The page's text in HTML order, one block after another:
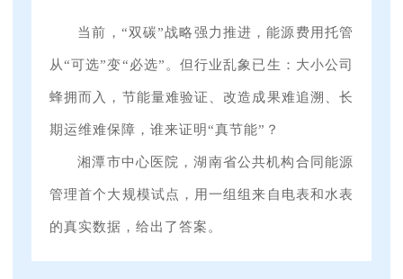
当前，“双碳”战略强力推进，能源费用托管
从“可选”变“必选”。但行业乱象已生：大小公司
蜂拥而入，节能量难验证、改造成果难追溯、长
期运维难保障，谁来证明“真节能”？
湘潭市中心医院，湖南省公共机构合同能源
管理首个大规模试点，用一组组来自电表和水表
的真实数据，给出了答案。